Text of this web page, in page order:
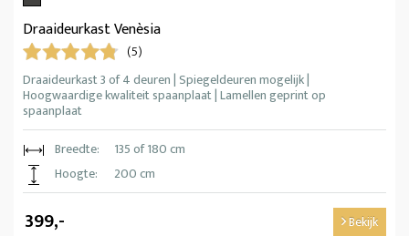
Draaideurkast Venèsia
(5)
Draaideurkast 3 of 4 deuren | Spiegeldeuren mogelijk |
Hoogwaardige kwaliteit spaanplaat | Lamellen geprint op
spaanplaat
Breedte:
135 of 180 cm
Hoogte:
200 cm
399,- Bekijk